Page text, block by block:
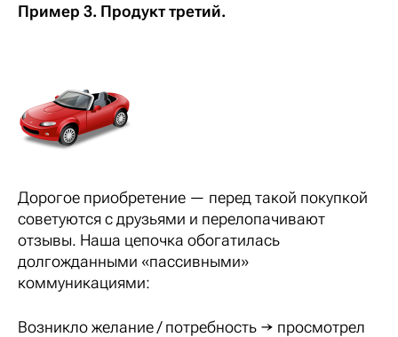
Пример 3. Продукт третий.
Дорогое приобретение — перед такой покупкой
советуются с друзьями и перелопачивают
отзывы. Наша цепочка обогатилась
долгожданными «пассивными»
коммуникациями:
Возникло желание / потребность → просмотрел